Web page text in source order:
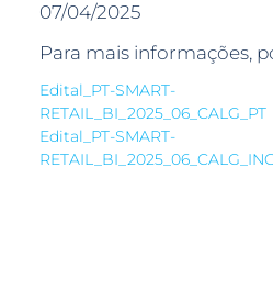
07/04/2025
Para mais informações,
Edital_PT-SMART-
RETAIL_BI_2025_06_CALG_PT
Edital_PT-SMART-